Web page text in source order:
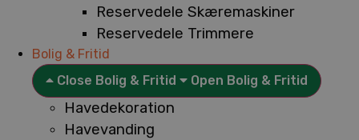
Reservedele Skæremaskiner
Reservedele Trimmere
Bolig & Fritid
Close Bolig & Fritid
Open Bolig & Fritid
Havedekoration
Havevanding